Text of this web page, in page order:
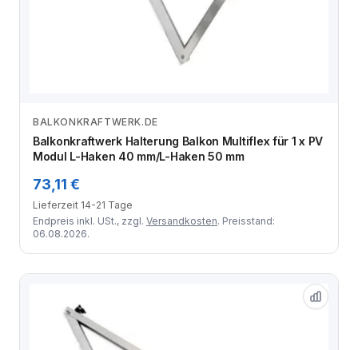
Zum Angebot
BALKONKRAFTWERK.DE
Balkonkraftwerk Halterung Balkon Multiflex für 1 x PV
Modul L-Haken 40 mm/L-Haken 50 mm
73,11 €
Lieferzeit 14-21 Tage
Endpreis inkl. USt., zzgl. Versandkosten. Preisstand:
06.08.2026.